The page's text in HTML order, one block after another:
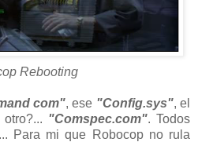
Rebooting
com", ese "Config.sys", el
"Comspec.com". Todos
Para mi que Robocop no rula